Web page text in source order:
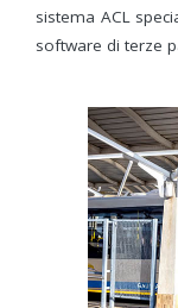
sistema ACL
software di terze